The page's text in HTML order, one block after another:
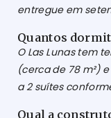
entregue em
Quantos
O Las Lunas tem
(cerca de 78 m²)
a 2 suítes
Qual a